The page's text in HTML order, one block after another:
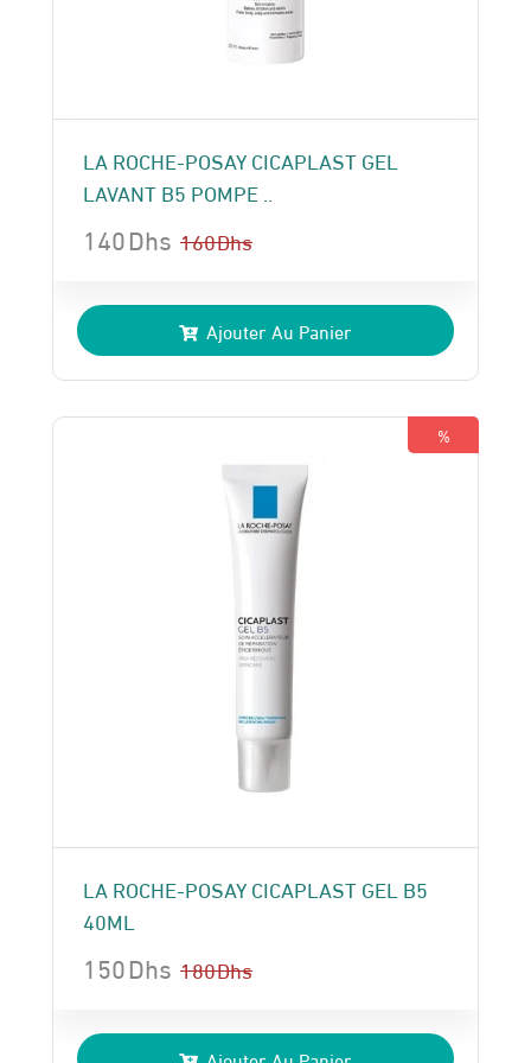
LA ROCHE-POSAY CICAPLAST GEL
LAVANT B5 POMPE ..
160Dhs
prix
initial
était :
160 Dhs.
140Dhs
prix
actuel
est :
140 Dhs.
Ajouter Au Panier
%
LA ROCHE-POSAY CICAPLAST GEL B5
40ML
180Dhs
prix
150Dhs
prix